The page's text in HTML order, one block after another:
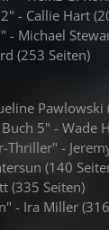
- Callie Hart
- Michael
(253 Seiten)
Pawlowski
5" - Wade
Thriller" -
(140
(335 Seiten)
- Ira Miller